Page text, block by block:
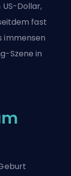
Dollar,
fast
immensen
Szene in